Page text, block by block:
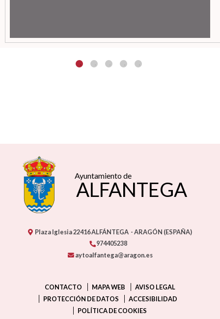
Ayuntamiento de
ALFANTEGA
Plaza Iglesia22416ALFÁNTEGA - ARAGÓN (ESPAÑA)
974405238
aytoalfantega@aragon.es
CONTACTO MAPA WEB
AVISO LEGAL
PROTECCIÓN DE DATOS
ACCESIBILIDAD
POLÍTICA DE COOKIES